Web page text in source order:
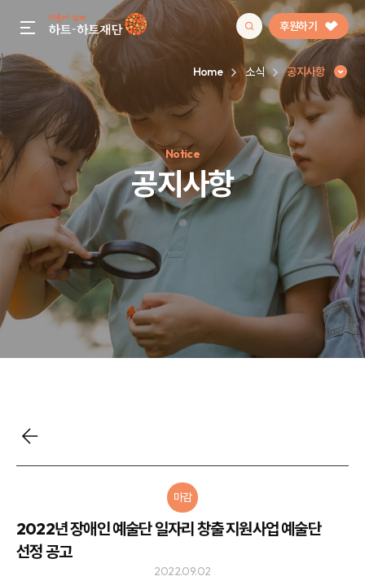
gnb menu open 후원하기
인기 키워드
#정기후원#하트플레이스#캠페인#팬덤후원
Home 소식 공지사항
Notice
공지사항
마감
2022년 장애인 예술단 일자리 창출 지원사업 예술단
선정 공고
2022.09.02